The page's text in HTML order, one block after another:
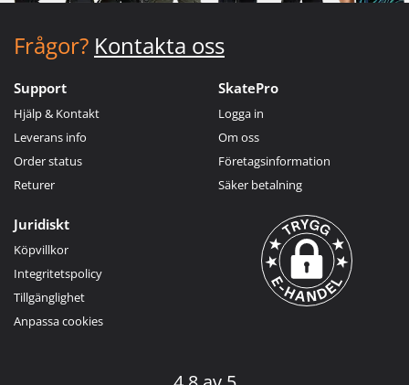
Frågor? Kontakta oss
Support
Hjälp & Kontakt
Leverans info
Order status
Returer
SkatePro
Logga in
Om oss
Företagsinformation
Säker betalning
Juridiskt
Köpvillkor
Integritetspolicy
Tillgänglighet
Anpassa cookies